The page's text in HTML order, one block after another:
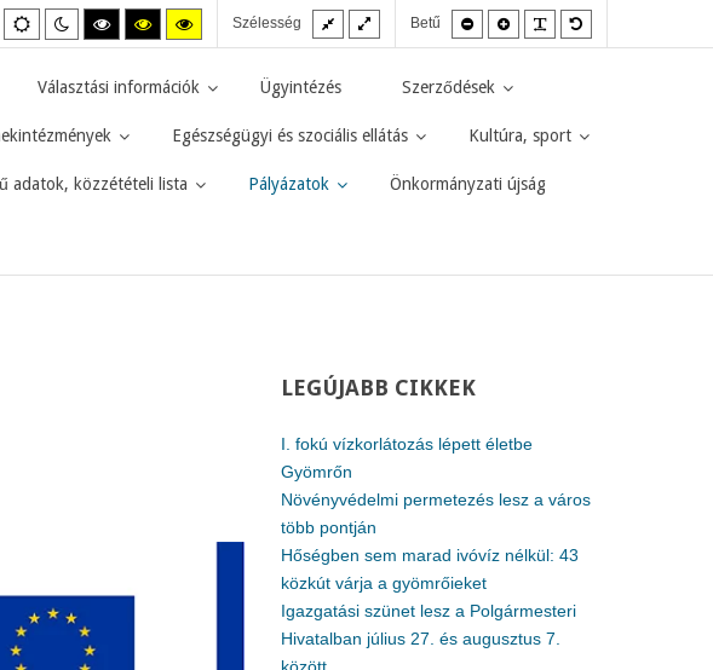
Alapértelmezett
mód
Éjszakai
mód
Magas
kontraszt
mód.
Magas
kontraszt
mód.
Magas
kontraszt
mód.
Szélesség
Fix
elrendezés
Széles
elrendezés
Betű
Kisebb
betűméret
Nagyobb
betűméret
Választási információk Ügyintézés Szerződések
Egészségügyi és szociális ellátás Kultúra, sport
adatok, közzétételi lista Pályázatok Önkormányzati újság
LEGÚJABB CIKKEK
I. fokú vízkorlátozás lépett életbe
Gyömrőn
Növényvédelmi permetezés lesz a város
több pontján
Hőségben sem marad ivóvíz nélkül: 43
közkút várja a gyömrőieket
Igazgatási szünet lesz a Polgármesteri
Hivatalban július 27. és augusztus 7.